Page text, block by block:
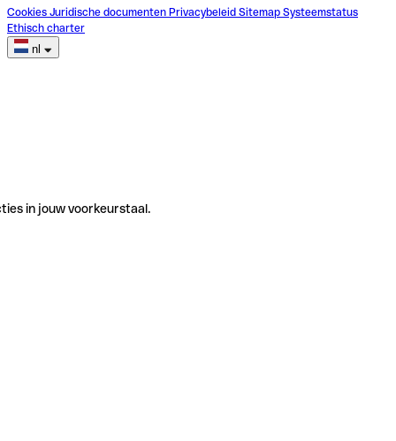
Cookies Juridische documenten Privacybeleid Sitemap Systeemstatus
Ethisch charter
nl
in jouw voorkeurstaal.